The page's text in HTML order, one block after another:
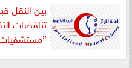
بين النقل
تناقضات